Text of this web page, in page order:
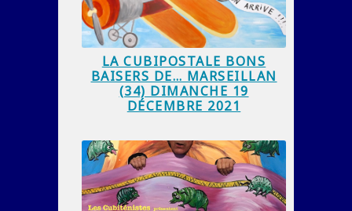
LA CUBIPOSTALE BONS
BAISERS DE… MARSEILLAN
(34) DIMANCHE 19
DÉCEMBRE 2021